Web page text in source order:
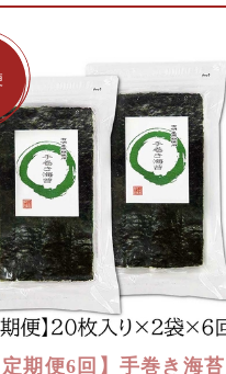
定期便6回】手巻き海苔